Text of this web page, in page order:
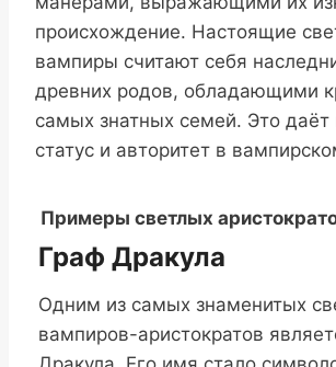
происхождение. Настоящие
вампиры считают себя
древних родов, обладающими
самых знатных семей. Это
статус и авторитет в
Примеры светлых
Граф Дракула
Одним из самых знаменитых
вампиров-аристократов